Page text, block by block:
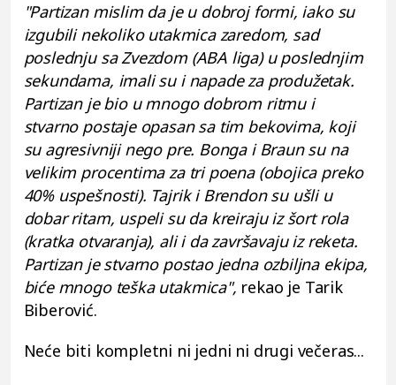
"Partizan mislim da je u dobroj formi, iako su
izgubili nekoliko utakmica zaredom, sad
poslednju sa Zvezdom (ABA liga) u poslednjim
sekundama, imali su i napade za produžetak.
Partizan je bio u mnogo dobrom ritmu i
stvarno postaje opasan sa tim bekovima, koji
su agresivniji nego pre. Bonga i Braun su na
velikim procentima za tri poena (obojica preko
40% uspešnosti). Tajrik i Brendon su ušli u
dobar ritam, uspeli su da kreiraju iz šort rola
(kratka otvaranja), ali i da završavaju iz reketa.
Partizan je stvarno postao jedna ozbiljna ekipa,
biće mnogo teška utakmica", rekao je Tarik
Biberović.
Neće biti kompletni ni jedni ni drugi večeras...